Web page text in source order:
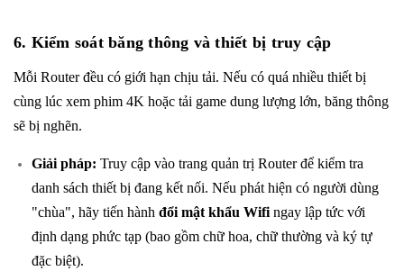
6. Kiểm soát băng thông và thiết bị truy cập
Mỗi Router đều có giới hạn chịu tải. Nếu có quá nhiều thiết bị
cùng lúc xem phim 4K hoặc tải game dung lượng lớn, băng thông
sẽ bị nghẽn.
Giải pháp: Truy cập vào trang quản trị Router để kiểm tra
danh sách thiết bị đang kết nối. Nếu phát hiện có người dùng
"chùa", hãy tiến hành đổi mật khẩu Wifi ngay lập tức với
định dạng phức tạp (bao gồm chữ hoa, chữ thường và ký tự
đặc biệt).